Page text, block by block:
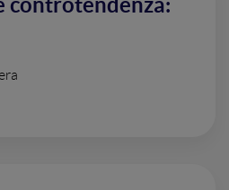
controtendenza: